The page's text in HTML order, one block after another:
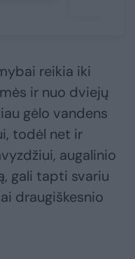
reikia iki
ir nuo dviejų
gėlo vandens
todėl net ir
augalinio
gali tapti svariu
draugiškesnio